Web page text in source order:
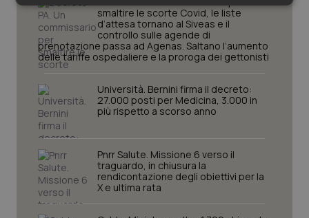
smaltire le scorte Covid, le liste
d’attesa tornano al Siveas e il
controllo sulle agende di
prenotazione passa ad Agenas. Saltano l’aumento
delle tariffe ospedaliere e la proroga dei gettonisti
Università. Bernini firma il decreto:
27.000 posti per Medicina, 3.000 in
più rispetto a scorso anno
Pnrr Salute. Missione 6 verso il
traguardo, in chiusura la
rendicontazione degli obiettivi per la
X e ultima rata
Necessari Statistici Marketing
Necessari Statistici Marketing
I cookie necessari contribuiscono a rendere fruibile il
sito web abilitandone funzionalità di base quali la
navigazione sulle pagine e l'accesso alle aree
protette del sito. Il sito web non è in grado di
funzionare correttamente senza questi cookie.
Nome
YouTube